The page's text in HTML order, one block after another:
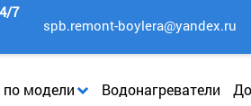
модели Водонагреватели
7
spb.remont-boylera@yandex.ru